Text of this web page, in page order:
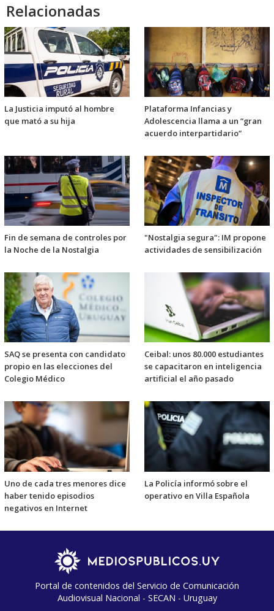
Relacionadas
La Justicia imputó al hombre
que mató a su hija
Plataforma Infancias y
Adolescencia llama a un “gran
acuerdo interpartidario”
Fin de semana de controles por
la Noche de la Nostalgia
"Nostalgia segura": IM propone
actividades de sensibilización
SAQ se presenta con candidato
propio en las elecciones del
Colegio Médico
Ceibal: unos 80.000 estudiantes
se capacitaron en inteligencia
artificial el año pasado
Uno de cada tres menores dice
haber tenido episodios
negativos en Internet
La Policía informó sobre el
operativo en Villa Española
Portal de contenidos del Servicio de Comunicación
Audiovisual Nacional - SECAN - Uruguay